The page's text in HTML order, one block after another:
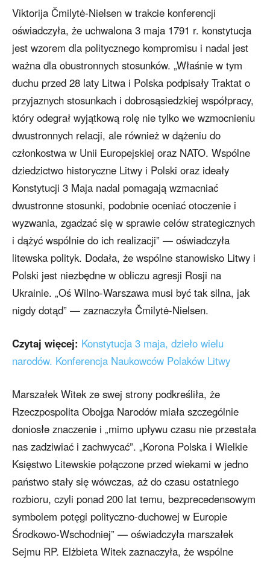
Viktorija Čmilytė-Nielsen w trakcie konferencji
oświadczyła, że uchwalona 3 maja 1791 r. konstytucja
jest wzorem dla politycznego kompromisu i nadal jest
ważna dla obustronnych stosunków. „Właśnie w tym
duchu przed 28 laty Litwa i Polska podpisały Traktat o
przyjaznych stosunkach i dobrosąsiedzkiej współpracy,
który odegrał wyjątkową rolę nie tylko we wzmocnieniu
dwustronnych relacji, ale również w dążeniu do
członkostwa w Unii Europejskiej oraz NATO. Wspólne
dziedzictwo historyczne Litwy i Polski oraz ideały
Konstytucji 3 Maja nadal pomagają wzmacniać
dwustronne stosunki, podobnie oceniać otoczenie i
wyzwania, zgadzać się w sprawie celów strategicznych
i dążyć wspólnie do ich realizacji” — oświadczyła
litewska polityk. Dodała, że wspólne stanowisko Litwy i
Polski jest niezbędne w obliczu agresji Rosji na
Ukrainie. „Oś Wilno-Warszawa musi być tak silna, jak
nigdy dotąd” — zaznaczyła Čmilytė-Nielsen.
Czytaj więcej: Konstytucja 3 maja, dzieło wielu
narodów. Konferencja Naukowców Polaków Litwy
Marszałek Witek ze swej strony podkreśliła, że
Rzeczpospolita Obojga Narodów miała szczególnie
doniosłe znaczenie i „mimo upływu czasu nie przestała
nas zadziwiać i zachwycać”. „Korona Polska i Wielkie
Księstwo Litewskie połączone przed wiekami w jedno
państwo stały się wówczas, aż do czasu ostatniego
rozbioru, czyli ponad 200 lat temu, bezprecedensowym
symbolem potęgi polityczno-duchowej w Europie
Środkowo-Wschodniej” — oświadczyła marszałek
Sejmu RP. Elżbieta Witek zaznaczyła, że wspólne